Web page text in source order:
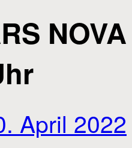
April 2022